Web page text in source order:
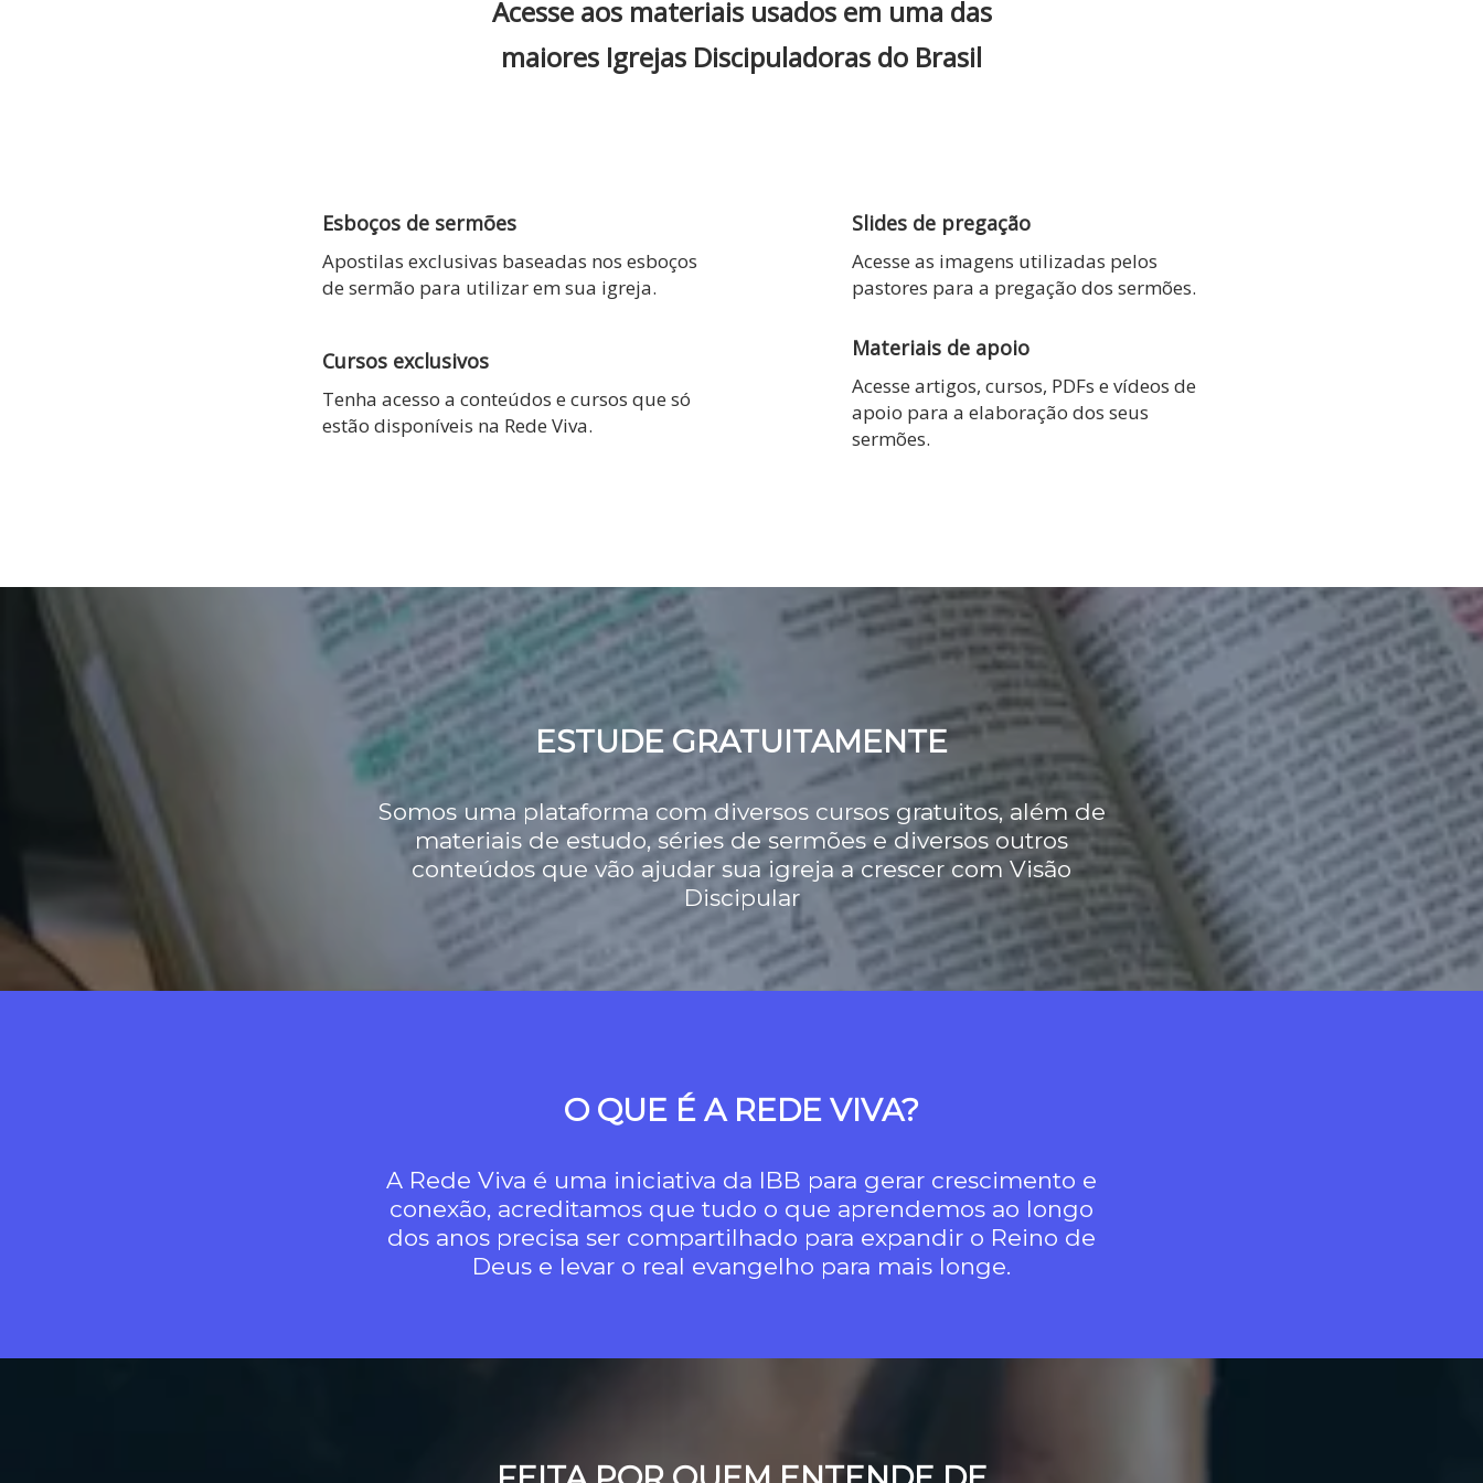
Acesse aos materiais usados em uma das
maiores Igrejas Discipuladoras do Brasil
Esboços de sermões
Apostilas exclusivas baseadas nos esboços
de sermão para utilizar em sua igreja.
Slides de pregação
Acesse as imagens utilizadas pelos
pastores para a pregação dos sermões.
Cursos exclusivos
Tenha acesso a conteúdos e cursos que só
estão disponíveis na Rede Viva.
Materiais de apoio
Acesse artigos, cursos, PDFs e vídeos de
apoio para a elaboração dos seus
sermões.
ESTUDE GRATUITAMENTE
Somos uma plataforma com diversos cursos gratuitos, além de
materiais de estudo, séries de sermões e diversos outros
conteúdos que vão ajudar sua igreja a crescer com Visão
Discipular
O QUE É A REDE VIVA?
A Rede Viva é uma iniciativa da IBB para gerar crescimento e
conexão, acreditamos que tudo o que aprendemos ao longo
dos anos precisa ser compartilhado para expandir o Reino de
Deus e levar o real evangelho para mais longe.